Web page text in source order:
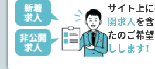
サイト上
開求人を
たのご希
しします！